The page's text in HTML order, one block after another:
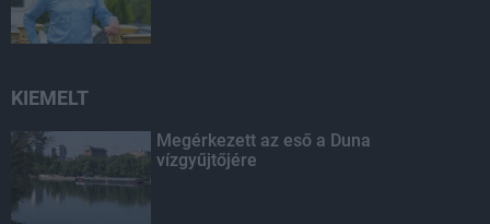
KIEMELT
Megérkezett az eső a Duna
vízgyűjtőjére